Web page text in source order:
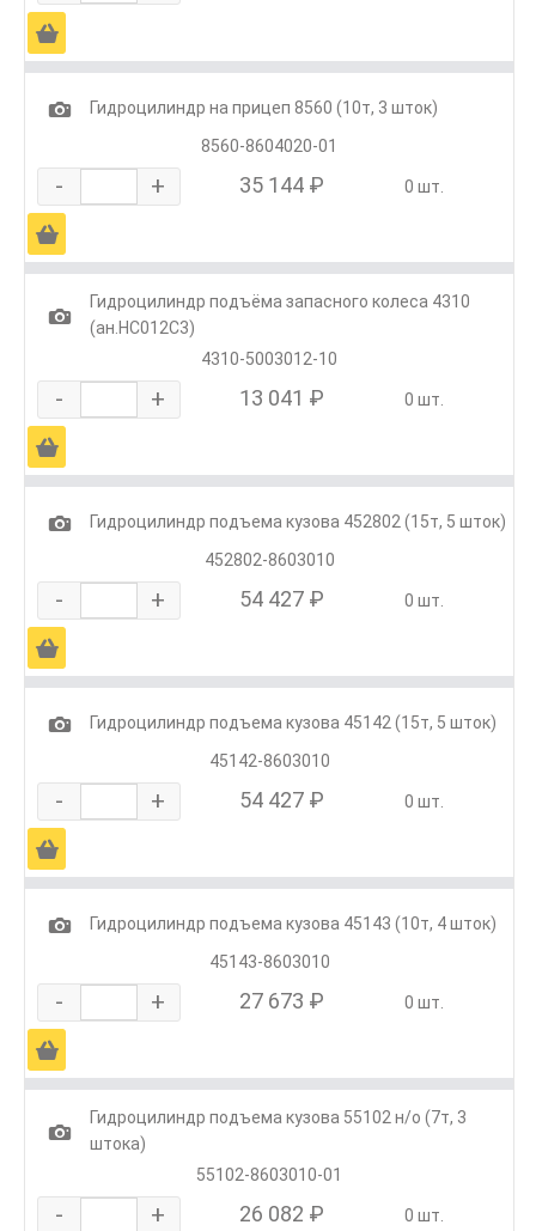
Ä
1
Гидроцилиндр на прицеп 8560 (10т, 3 шток)
8560-8604020-01
- + 35 144 ₽ 0 шт.
Ä
1
Гидроцилиндр подъёма запасного колеса 4310
(ан.HC012C3)
4310-5003012-10
- + 13 041 ₽ 0 шт.
Ä
1
Гидроцилиндр подъема кузова 452802 (15т, 5 шток)
452802-8603010
- + 54 427 ₽ 0 шт.
Ä
1
Гидроцилиндр подъема кузова 45142 (15т, 5 шток)
45142-8603010
- + 54 427 ₽ 0 шт.
Ä
1
Гидроцилиндр подъема кузова 45143 (10т, 4 шток)
45143-8603010
- + 27 673 ₽ 0 шт.
Ä
1
Гидроцилиндр подъема кузова 55102 н/о (7т, 3
штока)
55102-8603010-01
- + 26 082 ₽ 0 шт.